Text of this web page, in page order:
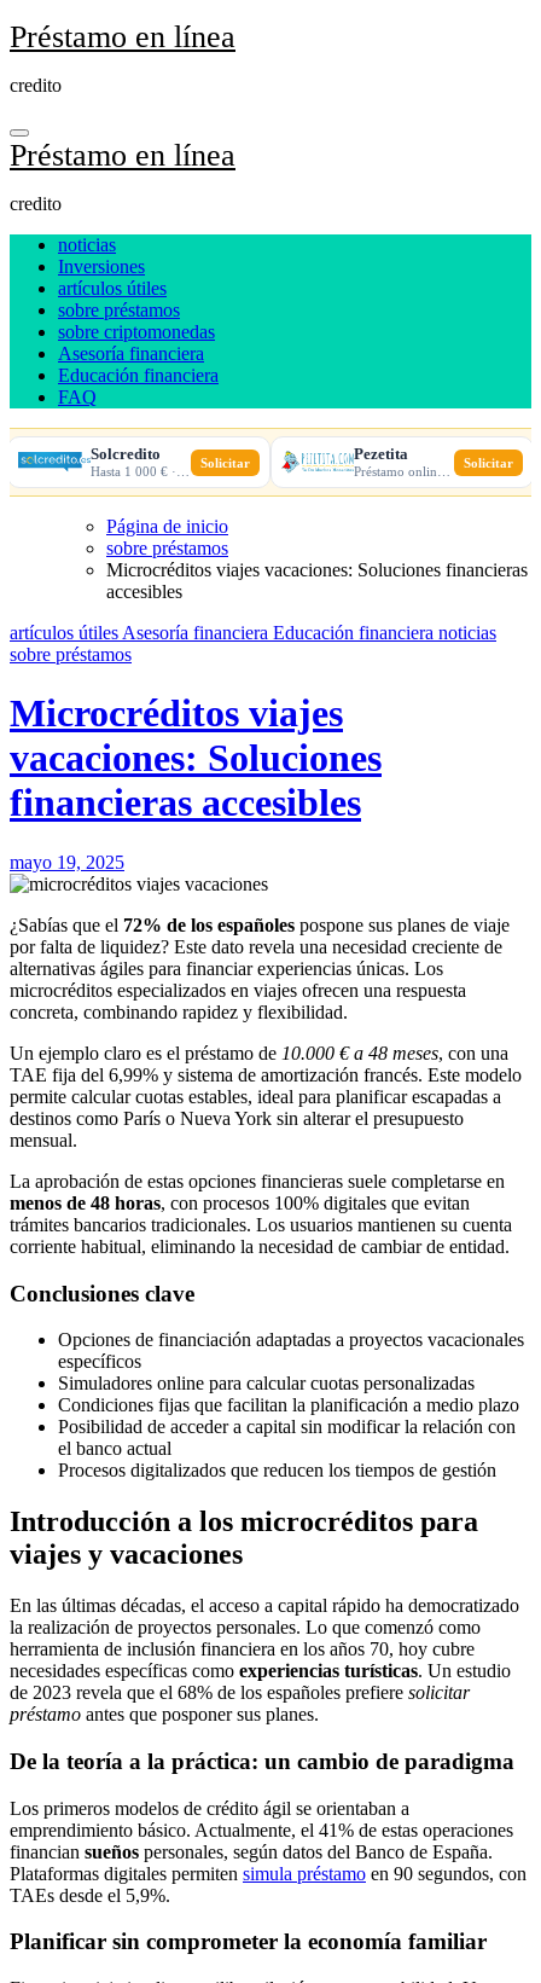
Ir
al
Préstamo en línea
credito
Préstamo en línea
credito
noticias
Inversiones
artículos útiles
sobre préstamos
sobre criptomonedas
Asesoría financiera
Educación financiera
FAQ
Solcredito Solicitar Pezetita Solicitar
Página de inicio
sobre préstamos
Microcréditos viajes vacaciones: Soluciones financieras
accesibles
artículos útiles Asesoría financiera Educación financiera noticias
sobre préstamos
Microcréditos viajes
vacaciones: Soluciones
financieras accesibles
mayo 19, 2025
¿Sabías que el 72% de los españoles pospone sus planes de viaje
por falta de liquidez? Este dato revela una necesidad creciente de
alternativas ágiles para financiar experiencias únicas. Los
microcréditos especializados en viajes ofrecen una respuesta
concreta, combinando rapidez y flexibilidad.
Un ejemplo claro es el préstamo de 10.000 € a 48 meses, con una
TAE fija del 6,99% y sistema de amortización francés. Este modelo
permite calcular cuotas estables, ideal para planificar escapadas a
destinos como París o Nueva York sin alterar el presupuesto
mensual.
La aprobación de estas opciones financieras suele completarse en
menos de 48 horas, con procesos 100% digitales que evitan
trámites bancarios tradicionales. Los usuarios mantienen su cuenta
corriente habitual, eliminando la necesidad de cambiar de entidad.
Conclusiones clave
Opciones de financiación adaptadas a proyectos vacacionales
específicos
Simuladores online para calcular cuotas personalizadas
Condiciones fijas que facilitan la planificación a medio plazo
Posibilidad de acceder a capital sin modificar la relación con
el banco actual
Procesos digitalizados que reducen los tiempos de gestión
Introducción a los microcréditos para
viajes y vacaciones
En las últimas décadas, el acceso a capital rápido ha democratizado
la realización de proyectos personales. Lo que comenzó como
herramienta de inclusión financiera en los años 70, hoy cubre
necesidades específicas como experiencias turísticas. Un estudio
de 2023 revela que el 68% de los españoles prefiere solicitar
préstamo antes que posponer sus planes.
De la teoría a la práctica: un cambio de paradigma
Los primeros modelos de crédito ágil se orientaban a
emprendimiento básico. Actualmente, el 41% de estas operaciones
financian sueños personales, según datos del Banco de España.
Plataformas digitales permiten simula préstamo en 90 segundos, con
TAEs desde el 5,9%.
Planificar sin comprometer la economía familiar